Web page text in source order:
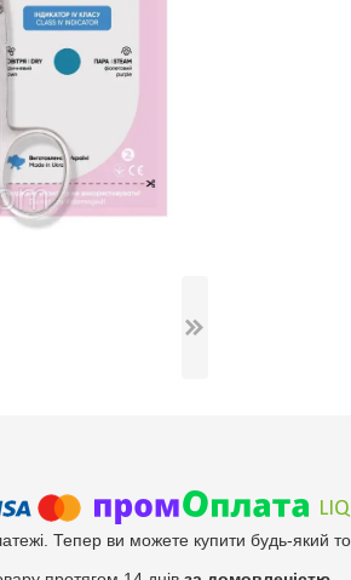
Тепер ви можете купити будь-який